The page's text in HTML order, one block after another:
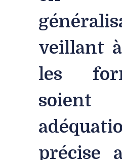
veillant
les
précise